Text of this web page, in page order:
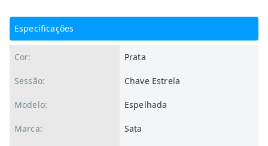
Especificações
Cor: Prata
Sessão: Chave Estrela
Modelo: Espelhada
Marca: Sata